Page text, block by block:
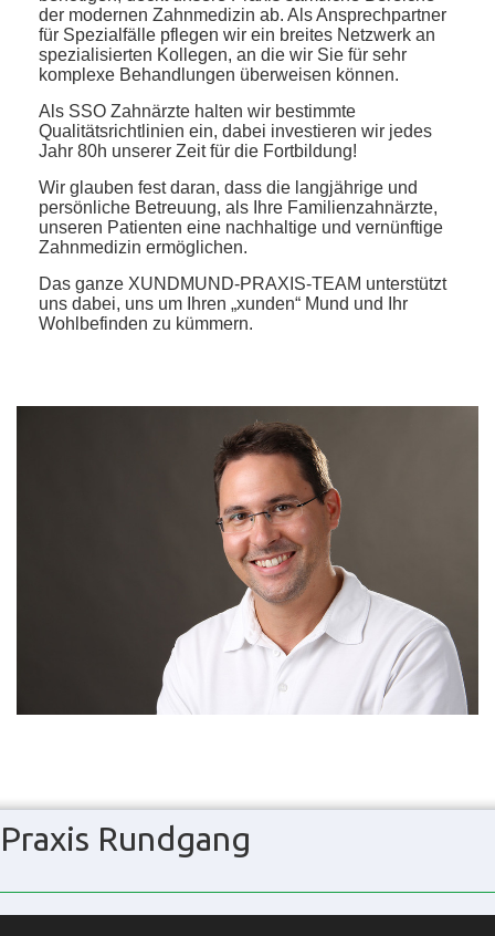
der modernen Zahnmedizin ab. Als Ansprechpartner
für Spezialfälle pflegen wir ein breites Netzwerk an
spezialisierten Kollegen, an die wir Sie für sehr
komplexe Behandlungen überweisen können.
Als SSO Zahnärzte halten wir bestimmte
Qualitätsrichtlinien ein, dabei investieren wir jedes
Jahr 80h unserer Zeit für die Fortbildung!
Wir glauben fest daran, dass die langjährige und
persönliche Betreuung, als Ihre Familienzahnärzte,
unseren Patienten eine nachhaltige und vernünftige
Zahnmedizin ermöglichen.
Das ganze XUNDMUND-PRAXIS-TEAM unterstützt
uns dabei, uns um Ihren „xunden“ Mund und Ihr
Wohlbefinden zu kümmern.
Praxis Rundgang